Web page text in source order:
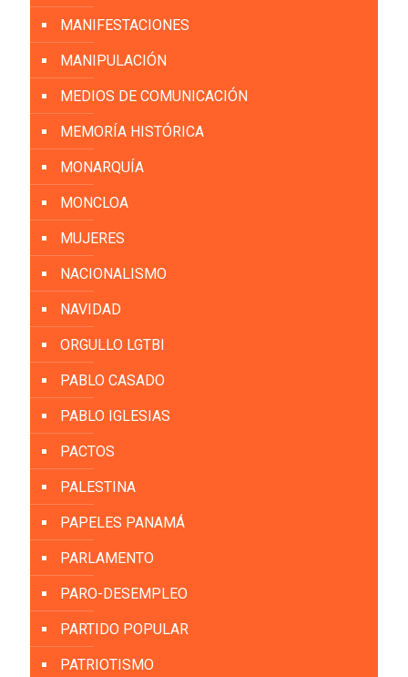
MANIFESTACIONES
MANIPULACIÓN
MEDIOS DE COMUNICACIÓN
MEMORÍA HISTÓRICA
MONARQUÍA
MONCLOA
MUJERES
NACIONALISMO
NAVIDAD
ORGULLO LGTBI
PABLO CASADO
PABLO IGLESIAS
PACTOS
PALESTINA
PAPELES PANAMÁ
PARLAMENTO
PARO-DESEMPLEO
PARTIDO POPULAR
PATRIOTISMO